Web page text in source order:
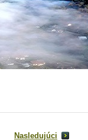
Nasledujúci